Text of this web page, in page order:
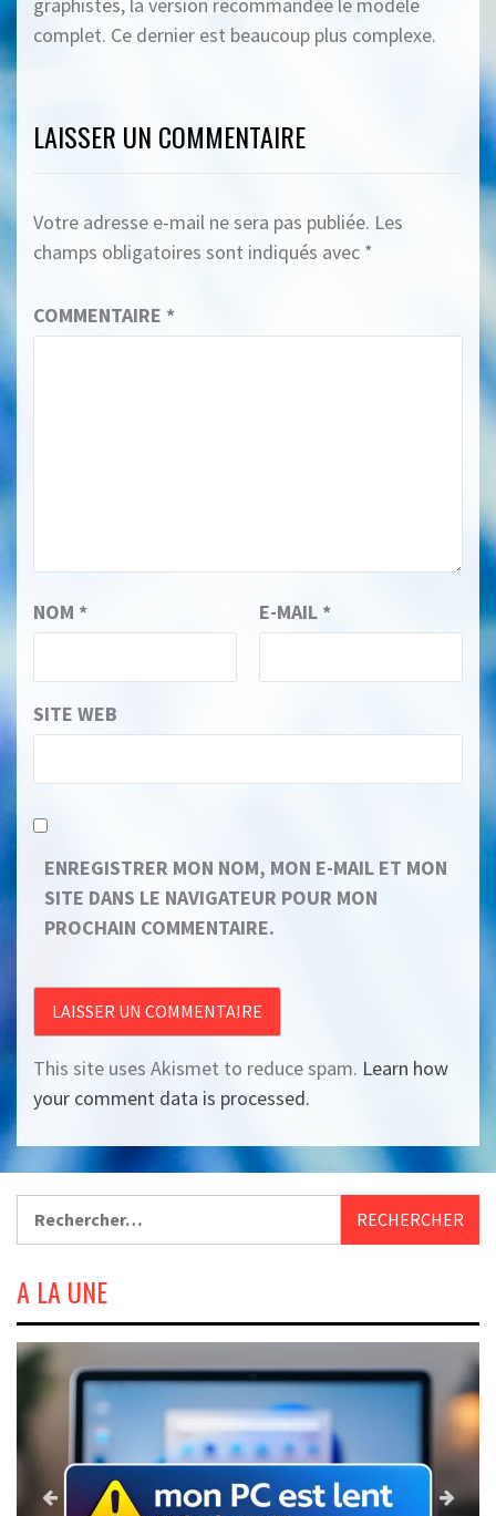
complet. Ce dernier est beaucoup plus complexe.
LAISSER UN COMMENTAIRE
Votre adresse e-mail ne sera pas publiée. Les
champs obligatoires sont indiqués avec *
COMMENTAIRE *
NOM * E-MAIL *
SITE WEB
ENREGISTRER MON NOM, MON E-MAIL ET MON
SITE DANS LE NAVIGATEUR POUR MON
PROCHAIN COMMENTAIRE.
This site uses Akismet to reduce spam. Learn how
your comment data is processed.
A LA UNE